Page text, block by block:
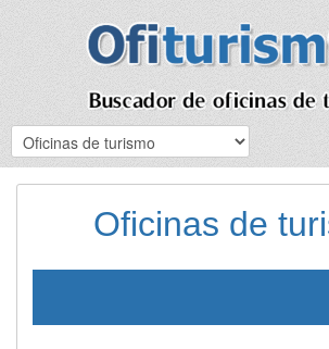
Oficinas de